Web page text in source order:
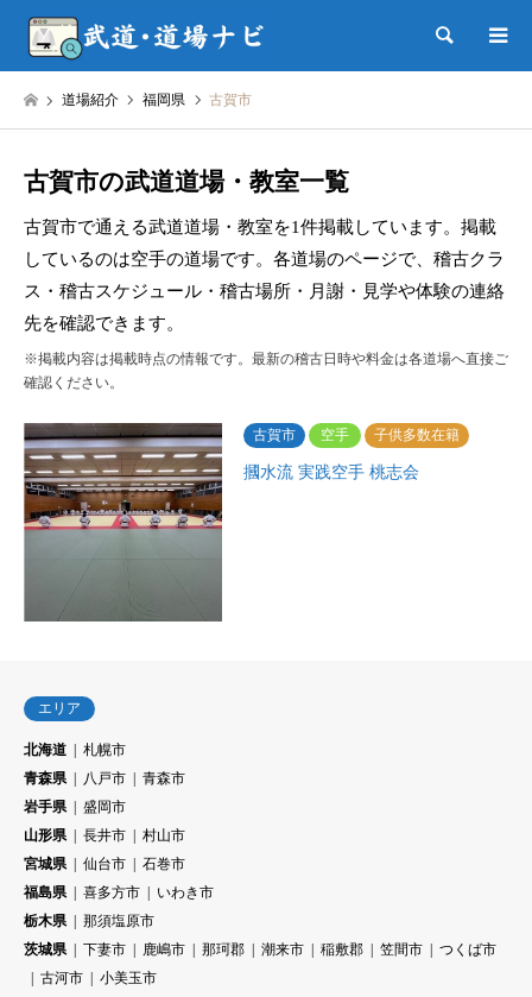
検索
道場紹介 福岡県 古賀市
古賀市の武道道場・教室一覧
古賀市で通える武道道場・教室を1件掲載しています。掲載
しているのは空手の道場です。各道場のページで、稽古クラ
ス・稽古スケジュール・稽古場所・月謝・見学や体験の連絡
先を確認できます。
※掲載内容は掲載時点の情報です。最新の稽古日時や料金は各道場へ直接ご
確認ください。
古賀市 空手 子供多数在籍
摑水流 実践空手 桃志会
エリア
北海道
札幌市
青森県
八戸市
青森市
岩手県
盛岡市
山形県
長井市
村山市
宮城県
仙台市
石巻市
福島県
喜多方市
いわき市
栃木県
那須塩原市
茨城県
下妻市 鹿嶋市 那珂郡 潮来市 稲敷郡 笠間市
つくば市
古河市
小美玉市